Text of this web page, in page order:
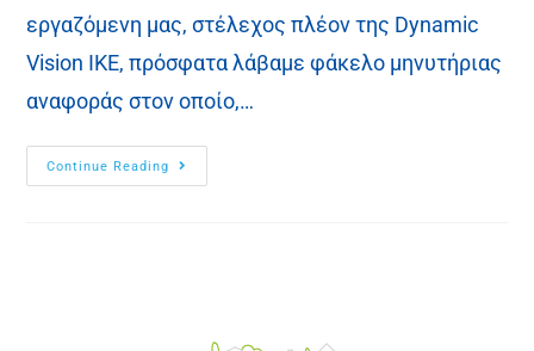
εργαζόμενη μας, στέλεχος πλέον της Dynamic
Vision IKE, πρόσφατα λάβαμε φάκελο μηνυτήριας
αναφοράς στον οποίο,…
Continue Reading